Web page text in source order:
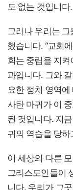
도 없는 것입니
그러나 우리는
했습니다. “교회
회는 중립을 지켜
과입니다. 그와
요한 정치 영역
사탄 마귀가 이
된 것입니다. 지
귀의 역습을 당
이 세상의 다른
그리스도인들이
니다. 우리가 그